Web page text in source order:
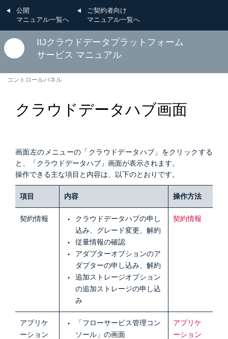
公開
マニュアル一覧へ
ご契約者向け
マニュアル一覧へ
IIJクラウドデータプラットフォーム
サービス マニュアル
コントロールパネル
クラウドデータハブ画面
画面左のメニューの「クラウドデータハブ」をクリックする
と、「クラウドデータハブ」画面が表示されます。
操作できる主な項目と内容は、以下のとおりです。
項目 内容 操作方法
契約情報
クラウドデータハブの申し
込み、グレード変更、解約
従量情報の確認
アダプターオプションのア
ダプターの申し込み、解約
追加ストレージオプション
の追加ストレージの申し込
み
契約情報
アプリケ
ーション
「フローサービス管理コン
ソール」の画面
アプリケ
ーション